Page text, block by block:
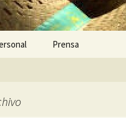
Prensa